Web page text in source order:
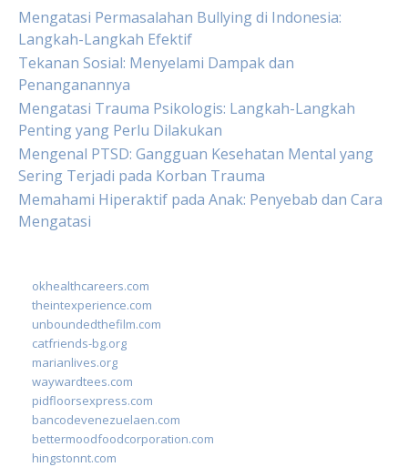
Mengatasi Permasalahan Bullying di Indonesia:
Langkah-Langkah Efektif
Tekanan Sosial: Menyelami Dampak dan
Penanganannya
Mengatasi Trauma Psikologis: Langkah-Langkah
Penting yang Perlu Dilakukan
Mengenal PTSD: Gangguan Kesehatan Mental yang
Sering Terjadi pada Korban Trauma
Memahami Hiperaktif pada Anak: Penyebab dan Cara
Mengatasi
okhealthcareers.com
theintexperience.com
unboundedthefilm.com
catfriends-bg.org
marianlives.org
waywardtees.com
pidfloorsexpress.com
bancodevenezuelaen.com
bettermoodfoodcorporation.com
hingstonnt.com